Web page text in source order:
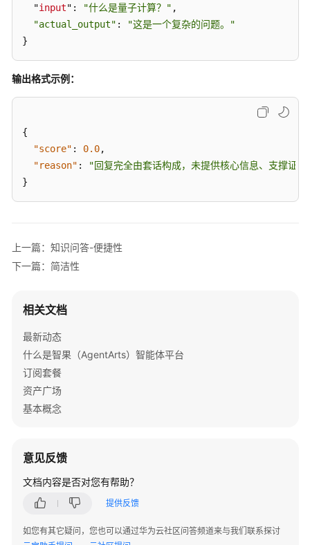
体
观
能
体
评
速
完
次
智
能
体
评
估
集
评
估
  "
input": "什么是量子计算？" ,
"actual_output" :
"这是一个复杂的问题。"
}
输出格式示例：
{
"score" : 0.0,
"reason" :
"回复完全由套话构成，未提供核心信息、支撑证
}
上一篇：知识问答-便捷性
下一篇：简洁性
相关文档
最新动态
什么是智果（AgentArts）智能体平台
订阅套餐
资产广场
基本概念
意见反馈
文档内容是否对您有帮助？
提供反馈
如您有其它疑问，您也可以通过华为云社区问答频道来与我们联系探讨